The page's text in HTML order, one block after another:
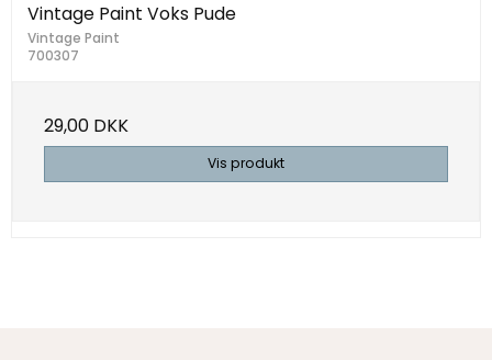
Vintage Paint Voks Pude
Vintage Paint
700307
29,00 DKK
Vis produkt